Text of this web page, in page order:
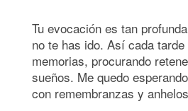
Tu evocación es tan
no te has ido. Así cada
memorias, procurando
sueños. Me quedo
con remembranzas y